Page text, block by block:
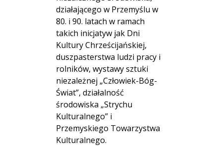
działającego w Przemyślu w
80. i 90. latach w ramach
takich inicjatyw jak Dni
Kultury Chrześcijańskiej,
duszpasterstwa ludzi pracy i
rolników, wystawy sztuki
niezależnej „Człowiek-Bóg-
Świat”, działalność
środowiska „Strychu
Kulturalnego” i
Przemyskiego Towarzystwa
Kulturalnego.